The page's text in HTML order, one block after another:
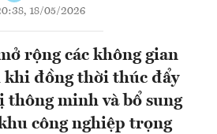
18/05/2026
rộng các không gian
đồng thời thúc đẩy
thông minh và bổ sung
công nghiệp trọng